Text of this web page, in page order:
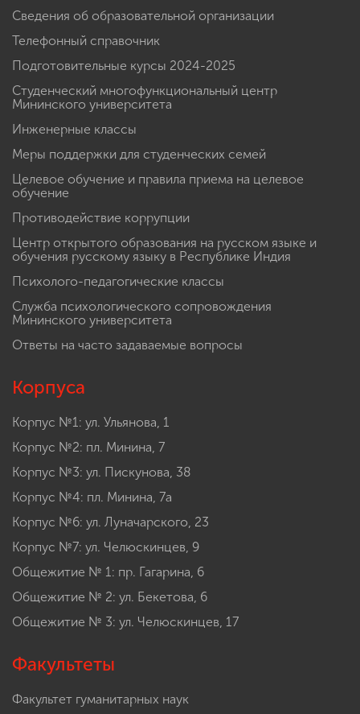
Сведения об образовательной организации
Телефонный справочник
Подготовительные курсы 2024-2025
Студенческий многофункциональный центр
Мининского университета
Инженерные классы
Меры поддержки для студенческих семей
Целевое обучение и правила приема на целевое
обучение
Противодействие коррупции
Центр открытого образования на русском языке и
обучения русскому языку в Республике Индия
Психолого-педагогические классы
Служба психологического сопровождения
Мининского университета
Ответы на часто задаваемые вопросы
Корпуса
Корпус №1: ул. Ульянова, 1
Корпус №2: пл. Минина, 7
Корпус №3: ул. Пискунова, 38
Корпус №4: пл. Минина, 7а
Корпус №6: ул. Луначарского, 23
Корпус №7: ул. Челюскинцев, 9
Общежитие № 1: пр. Гагарина, 6
Общежитие № 2: ул. Бекетова, 6
Общежитие № 3: ул. Челюскинцев, 17
Факультеты
Факультет гуманитарных наук